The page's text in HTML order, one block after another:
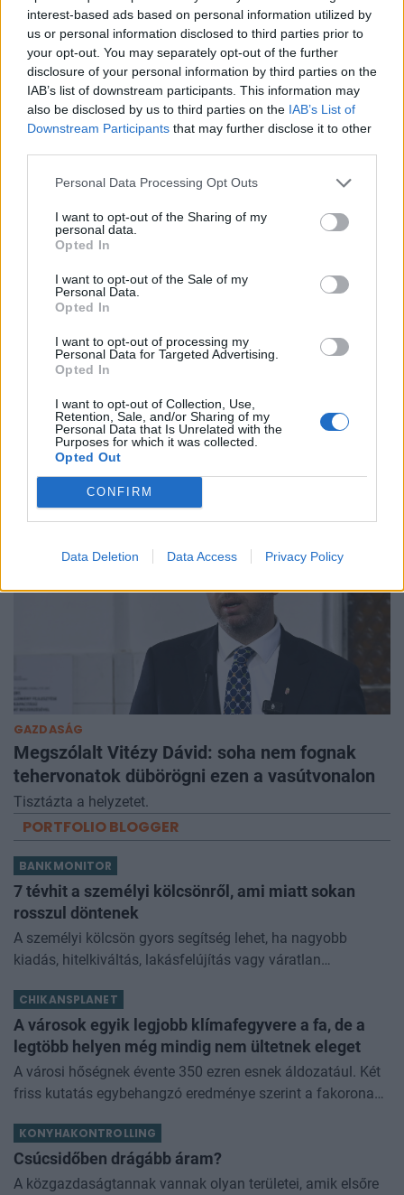
interest-based ads based on personal information utilized by
us or personal information disclosed to third parties prior to
your opt-out. You may separately opt-out of the further
disclosure of your personal information by third parties on the
IAB’s list of downstream participants. This information may
also be disclosed by us to third parties on the IAB’s List of
Downstream Participants that may further disclose it to other
Personal Data Processing Opt Outs
I want to opt-out of the Sharing of my
personal data.
Opted In
I want to opt-out of the Sale of my
Personal Data.
Opted In
I want to opt-out of processing my
Personal Data for Targeted Advertising.
Opted In
I want to opt-out of Collection, Use,
Retention, Sale, and/or Sharing of my
Personal Data that Is Unrelated with the
Purposes for which it was collected.
Opted Out
CONFIRM
Data Deletion Data Access Privacy Policy
GLOBÁL
Védelmi paktumot kötött az iszlám világ
három legerősebb hadereje - Most lehet
igazán nagy bajban Teherán?
Hivatalosan nem az iráni agresszió miatt.
GLOBÁL
Elszabadult a félelem Oroszországban: Putyin
olyan hatalmat adott a titkosszolgálatnak,
amitől a saját elitje is retteg
Már a vagyon újraelosztása is elindult.
GAZDASÁG
Megszólalt Vitézy Dávid: soha nem fognak
tehervonatok dübörögni ezen a vasútvonalon
Tisztázta a helyzetet.
PORTFOLIO BLOGGER
BANKMONITOR
7 tévhit a személyi kölcsönről, ami miatt sokan
rosszul döntenek
A személyi kölcsön gyors segítség lehet, ha nagyobb
kiadás, hitelkiváltás, lakásfelújítás vagy váratlan
mindig tévhitek alapján dön
CHIKANSPLANET
A városok egyik legjobb klímafegyvere a fa, de a
legtöbb helyen még mindig nem ültetnek eleget
A városi hőségnek évente 350 ezren esnek áldozatául. Két
friss kutatás egybehangzó eredménye szerint a fakorona
KONYHAKONTROLLING
Csúcsidőben drágább áram?
A közgazdaságtannak vannak olyan területei, amik elsőre